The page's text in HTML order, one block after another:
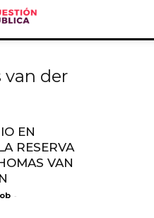
van der
EN
RESERVA
VAN
-